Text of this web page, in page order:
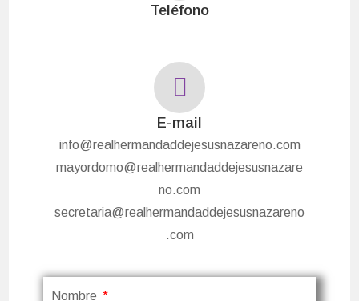
Teléfono
E-mail
info@realhermandaddejesusnazareno.com
mayordomo@realhermandaddejesusnazare
no.com
secretaria@realhermandaddejesusnazareno
.com
Nombre